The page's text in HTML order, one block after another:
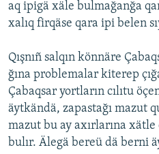
aq ipigä xäle bulmağanğa
xalıq firqäse qara ipi belen
Qışnıñ salqın könnäre
ğına problemalar kiterep
Çabaqsar yortların cılıtu
äytkändä, zapastağı mazut
mazut bu ay axırlarına
bulır. Älegä bereü dä berni